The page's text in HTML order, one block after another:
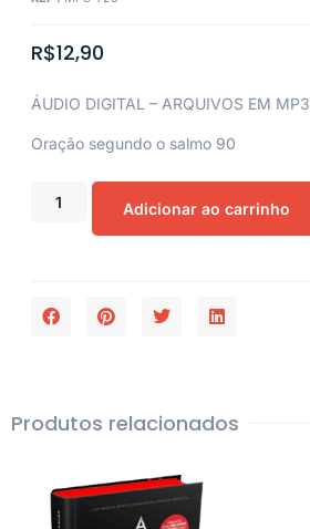
R$12,90
ÁUDIO DIGITAL – ARQUIVOS EM MP3
Oração segundo o salmo 90
Adicionar ao carrinho
Produtos relacionados